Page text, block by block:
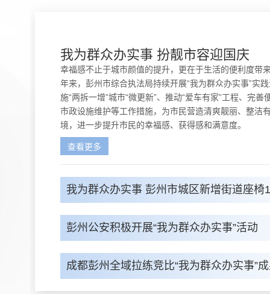
我为群众办实事 扮靓市容迎国庆
幸福感不止于城市颜值的提升，更在于生活的便利度带
年来，彭州市综合执法局持续开展“我为群众办实事”实
施“两拆一增”城市“微更新”、推动“爱车有家”工程、完善
市政设施维护等工作措施，为市民营造清爽靓丽、整洁
境，进一步提升市民的幸福感、获得感和满意度。
查看更多
我为群众办实事 彭州市城区新增街道座椅
彭州公安积极开展“我为群众办实事”活动
成都彭州全域拉练竞比“我为群众办实事”